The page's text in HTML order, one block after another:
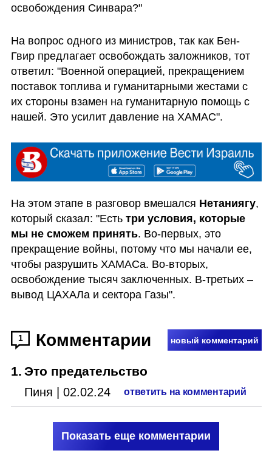
освобождения Синвара?"
На вопрос одного из министров, так как Бен-
Гвир предлагает освобождать заложников, тот
ответил: "Военной операцией, прекращением
поставок топлива и гуманитарными жестами с
их стороны взамен на гуманитарную помощь с
нашей. Это усилит давление на ХАМАС".
На этом этапе в разговор вмешался Нетаниягу,
который сказал: "Есть три условия, которые
мы не сможем принять. Во-первых, это
прекращение войны, потому что мы начали ее,
чтобы разрушить ХАМАСа. Во-вторых,
освобождение тысяч заключенных. В-третьих –
вывод ЦАХАЛа и сектора Газы".
1 Комментарии новый комментарий
1. Это предательство
Пиня 02.02.24 ответить на комментарий
Показать еще комментарии